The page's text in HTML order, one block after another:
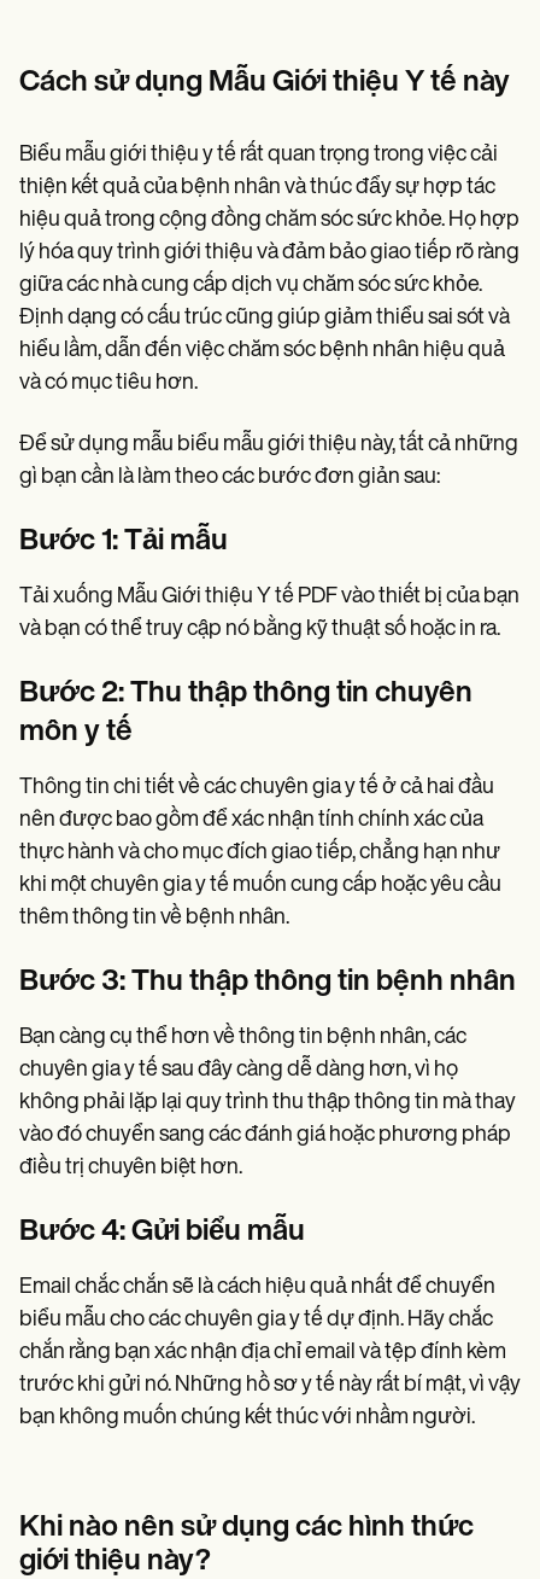
Cách sử dụng Mẫu Giới thiệu Y tế này
Biểu mẫu giới thiệu y tế rất quan trọng trong việc cải
thiện kết quả của bệnh nhân và thúc đẩy sự hợp tác
hiệu quả trong cộng đồng chăm sóc sức khỏe. Họ hợp
lý hóa quy trình giới thiệu và đảm bảo giao tiếp rõ ràng
giữa các nhà cung cấp dịch vụ chăm sóc sức khỏe.
Định dạng có cấu trúc cũng giúp giảm thiểu sai sót và
hiểu lầm, dẫn đến việc chăm sóc bệnh nhân hiệu quả
và có mục tiêu hơn.
Để sử dụng mẫu biểu mẫu giới thiệu này, tất cả những
gì bạn cần là làm theo các bước đơn giản sau:
Bước 1: Tải mẫu
Tải xuống Mẫu Giới thiệu Y tế PDF vào thiết bị của bạn
và bạn có thể truy cập nó bằng kỹ thuật số hoặc in ra.
Bước 2: Thu thập thông tin chuyên
môn y tế
Thông tin chi tiết về các chuyên gia y tế ở cả hai đầu
nên được bao gồm để xác nhận tính chính xác của
thực hành và cho mục đích giao tiếp, chẳng hạn như
khi một chuyên gia y tế muốn cung cấp hoặc yêu cầu
thêm thông tin về bệnh nhân.
Bước 3: Thu thập thông tin bệnh nhân
Bạn càng cụ thể hơn về thông tin bệnh nhân, các
chuyên gia y tế sau đây càng dễ dàng hơn, vì họ
không phải lặp lại quy trình thu thập thông tin mà thay
vào đó chuyển sang các đánh giá hoặc phương pháp
điều trị chuyên biệt hơn.
Bước 4: Gửi biểu mẫu
Email chắc chắn sẽ là cách hiệu quả nhất để chuyển
biểu mẫu cho các chuyên gia y tế dự định. Hãy chắc
chắn rằng bạn xác nhận địa chỉ email và tệp đính kèm
trước khi gửi nó. Những hồ sơ y tế này rất bí mật, vì vậy
bạn không muốn chúng kết thúc với nhầm người.
Khi nào nên sử dụng các hình thức
giới thiệu này?